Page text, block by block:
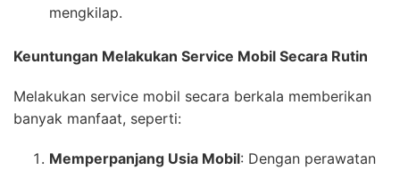
mengkilap.
Keuntungan Melakukan Service Mobil Secara Rutin
Melakukan service mobil secara berkala memberikan
banyak manfaat, seperti:
Memperpanjang Usia Mobil: Dengan perawatan